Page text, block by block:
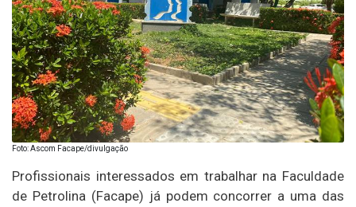
Foto: Ascom Facape/divulgação
Profissionais interessados em trabalhar na Faculdade
de Petrolina (Facape) já podem concorrer a uma das